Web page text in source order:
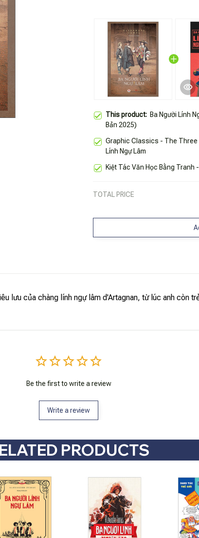
This product: Ba Người Lính
Bản 2025)
Graphic Classics - The
Lính Ngự Lâm
Kiệt Tác Văn Học Bằng Tranh
TOTAL PRICE
lưu của chàng lính ngự lâm d'Artagnan, từ lúc anh còn
Be the first to write a review
Write a review
PRODUCTS